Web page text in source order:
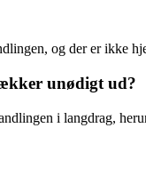
og der er ikke
unødigt ud?
i langdrag,